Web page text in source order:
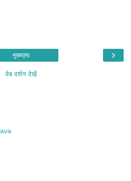
›
मुख्यपृष्ठ
वेब वर्शन देखें